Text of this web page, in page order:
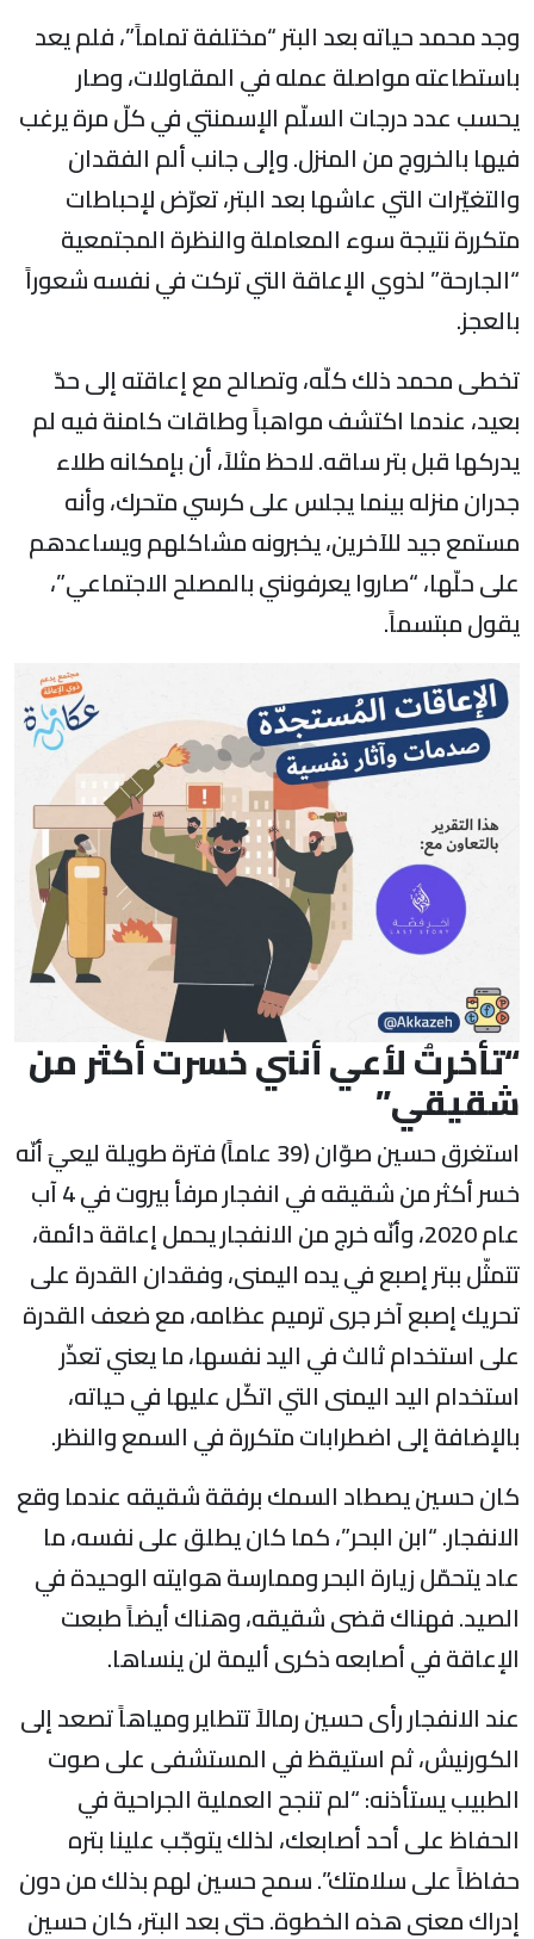
وجد محمد حياته بعد البتر “مختلفة تماماً”، فلم يعد
باستطاعته مواصلة عمله في المقاولات، وصار
يحسب عدد درجات السلّم الإسمنتي في كلّ مرة يرغب
فيها بالخروج من المنزل. وإلى جانب ألم الفقدان
والتغيّرات التي عاشها بعد البتر، تعرّض لإحباطات
متكررة نتيجة سوء المعاملة والنظرة المجتمعية
“الجارحة” لذوي الإعاقة التي تركت في نفسه شعوراً
بالعجز.
تخطى محمد ذلك كلّه، وتصالح مع إعاقته إلى حدّ
بعيد، عندما اكتشف مواهباً وطاقات كامنة فيه لم
يدركها قبل بتر ساقه. لاحظ مثلاً، أن بإمكانه طلاء
جدران منزله بينما يجلس على كرسي متحرك، وأنه
مستمع جيد للآخرين، يخبرونه مشاكلهم ويساعدهم
على حلّها، “صاروا يعرفونني بالمصلح الاجتماعي”،
يقول مبتسماً.
“تأخرتُ لأعي أنني خسرت أكثر من
شقيقي”
استغرق حسين صوّان (39 عاماً) فترة طويلة ليعيَ أنّه
خسر أكثر من شقيقه في انفجار مرفأ بيروت في 4 آب
عام 2020، وأنّه خرج من الانفجار يحمل إعاقة دائمة،
تتمثّل ببتر إصبع في يده اليمنى، وفقدان القدرة على
تحريك إصبع آخر جرى ترميم عظامه، مع ضعف القدرة
على استخدام ثالث في اليد نفسها، ما يعني تعذّر
استخدام اليد اليمنى التي اتكّل عليها في حياته،
بالإضافة إلى اضطرابات متكررة في السمع والنظر.
كان حسين يصطاد السمك برفقة شقيقه عندما وقع
الانفجار. “ابن البحر”، كما كان يطلق على نفسه، ما
عاد يتحمّل زيارة البحر وممارسة هوايته الوحيدة في
الصيد. فهناك قضى شقيقه، وهناك أيضاً طبعت
الإعاقة في أصابعه ذكرى أليمة لن ينساها.
عند الانفجار رأى حسين رمالاً تتطاير ومياهاً تصعد إلى
الكورنيش، ثم استيقظ في المستشفى على صوت
الطبيب يستأذنه: “لم تنجح العملية الجراحية في
الحفاظ على أحد أصابعك، لذلك يتوجّب علينا بتره
حفاظاً على سلامتك”. سمح حسين لهم بذلك من دون
إدراك معنى هذه الخطوة. حتى بعد البتر، كان حسين